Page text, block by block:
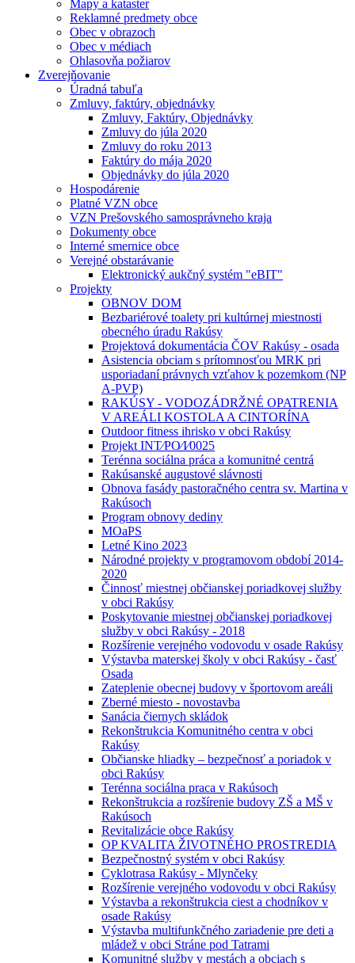
Mapy a kataster
Reklamné predmety obce
Obec v obrazoch
Obec v médiach
Ohlasovňa požiarov
Zverejňovanie
Úradná tabuľa
Zmluvy, faktúry, objednávky
Zmluvy, Faktúry, Objednávky
Zmluvy do júla 2020
Zmluvy do roku 2013
Faktúry do mája 2020
Objednávky do júla 2020
Hospodárenie
Platné VZN obce
VZN Prešovského samosprávneho kraja
Dokumenty obce
Interné smernice obce
Verejné obstarávanie
Elektronický aukčný systém "eBIT"
Projekty
OBNOV DOM
Bezbariérové toalety pri kultúrnej miestnosti
obecného úradu Rakúsy
Projektová dokumentácia ČOV Rakúsy - osada
Asistencia obciam s prítomnosťou MRK pri
usporiadaní právnych vzťahov k pozemkom (NP
A-PVP)
RAKÚSY - VODOZÁDRŽNÉ OPATRENIA
V AREÁLI KOSTOLA A CINTORÍNA
Outdoor fitness ihrisko v obci Rakúsy
Projekt INT⁄PO⁄I⁄0025
Terénna sociálna práca a komunitné centrá
Rakúsanské augustové slávnosti
Obnova fasády pastoračného centra sv. Martina v
Rakúsoch
Program obnovy dediny
MOaPS
Letné Kino 2023
Národné projekty v programovom období 2014-
2020
Činnosť miestnej občianskej poriadkovej služby
v obci Rakúsy
Poskytovanie miestnej občianskej poriadkovej
služby v obci Rakúsy - 2018
Rozšírenie verejného vodovodu v osade Rakúsy
Výstavba materskej školy v obci Rakúsy - časť
Osada
Zateplenie obecnej budovy v športovom areáli
Zberné miesto - novostavba
Sanácia čiernych skládok
Rekonštrukcia Komunitného centra v obci
Rakúsy
Občianske hliadky – bezpečnosť a poriadok v
obci Rakúsy
Terénna sociálna praca v Rakúsoch
Rekonštrukcia a rozšírenie budovy ZŠ a MŠ v
Rakúsoch
Revitalizácie obce Rakúsy
OP KVALITA ŽIVOTNÉHO PROSTREDIA
Bezpečnostný systém v obci Rakúsy
Cyklotrasa Rakúsy - Mlynčeky
Rozšírenie verejného vodovodu v obci Rakúsy
Výstavba a rekonštrukcia ciest a chodníkov v
osade Rakúsy
Výstavba multifunkčného zariadenie pre deti a
mládež v obci Stráne pod Tatrami
Komunitné služby v mestách a obciach s